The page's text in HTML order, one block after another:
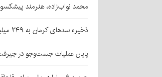
محمد نواب‌زاده، هنرمند
ذخیره سدهای کرمان به ۲۴۹ میلیون مترمکعب رسید
پایان عملیات جست‌وجو در جیرفت؛ کودک ۴ ساله